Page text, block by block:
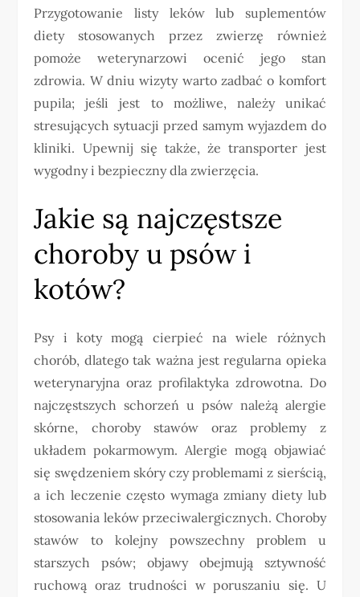
Przygotowanie listy leków lub suplementów
diety stosowanych przez zwierzę również
pomoże weterynarzowi ocenić jego stan
zdrowia. W dniu wizyty warto zadbać o komfort
pupila; jeśli jest to możliwe, należy unikać
stresujących sytuacji przed samym wyjazdem do
kliniki. Upewnij się także, że transporter jest
wygodny i bezpieczny dla zwierzęcia.
Jakie są najczęstsze
choroby u psów i
kotów?
Psy i koty mogą cierpieć na wiele różnych
chorób, dlatego tak ważna jest regularna opieka
weterynaryjna oraz profilaktyka zdrowotna. Do
najczęstszych schorzeń u psów należą alergie
skórne, choroby stawów oraz problemy z
układem pokarmowym. Alergie mogą objawiać
się swędzeniem skóry czy problemami z sierścią,
a ich leczenie często wymaga zmiany diety lub
stosowania leków przeciwalergicznych. Choroby
stawów to kolejny powszechny problem u
starszych psów; objawy obejmują sztywność
ruchową oraz trudności w poruszaniu się. U